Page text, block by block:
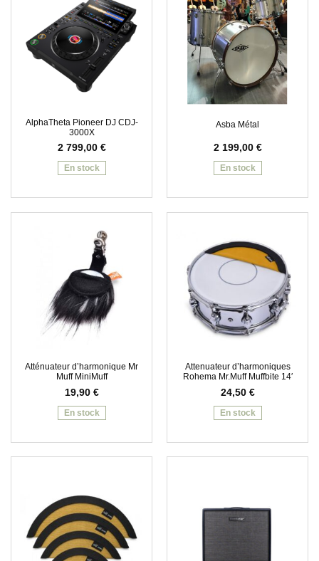
AlphaTheta Pioneer DJ CDJ-
3000X
2 799,00 €
En stock
Asba Métal
2 199,00 €
En stock
Atténuateur d’harmonique Mr
Muff MiniMuff
19,90 €
En stock
Attenuateur d’harmoniques
Rohema Mr.Muff Muffbite 14′
24,50 €
En stock